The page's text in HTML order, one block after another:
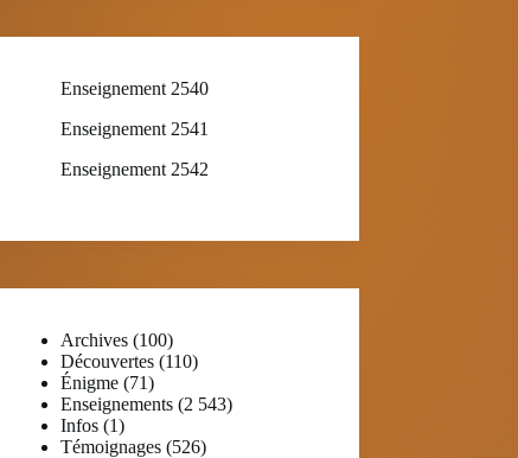
Enseignement 2540
Enseignement 2541
Enseignement 2542
Archives (100)
Découvertes (110)
Énigme (71)
Enseignements (2 543)
Infos (1)
Témoignages (526)